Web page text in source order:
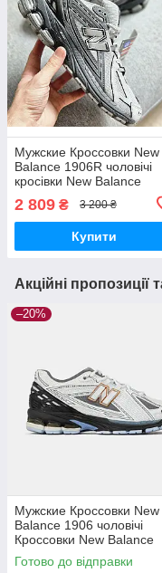
Мужские Кроссовки New
Balance 1906R чоловічі
кросівки New Balance
2 809 ₴ 3 200 ₴
Купити
Акційні пропозиції
–20%
Мужские Кроссовки New
Balance 1906 чоловічі
Кроссовки New Balance
Готово до відправки